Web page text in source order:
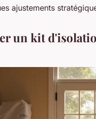
ajustements
un kit